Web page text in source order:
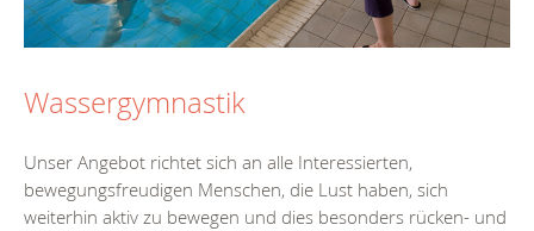
Wassergymnastik
Unser Angebot richtet sich an alle Interessierten,
bewegungsfreudigen Menschen, die Lust haben, sich
weiterhin aktiv zu bewegen und dies besonders rücken- und